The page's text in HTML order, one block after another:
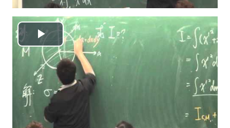
播
放
视
频